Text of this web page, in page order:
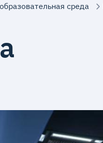
среда